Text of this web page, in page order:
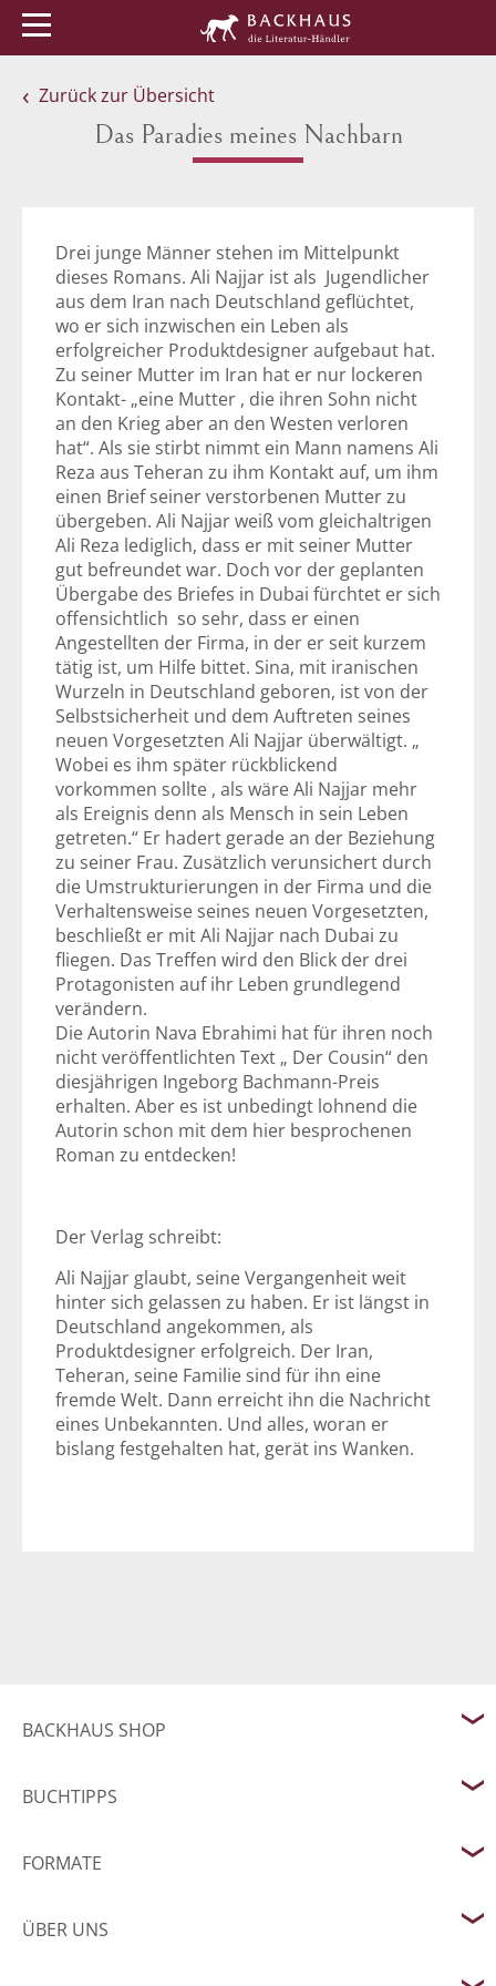
Zurück zur Übersicht
Das Paradies meines Nachbarn
Drei junge Männer stehen im Mittelpunkt
dieses Romans. Ali Najjar ist als Jugendlicher
aus dem Iran nach Deutschland geflüchtet,
wo er sich inzwischen ein Leben als
erfolgreicher Produktdesigner aufgebaut hat.
Zu seiner Mutter im Iran hat er nur lockeren
Kontakt- „eine Mutter , die ihren Sohn nicht
an den Krieg aber an den Westen verloren
hat“. Als sie stirbt nimmt ein Mann namens Ali
Reza aus Teheran zu ihm Kontakt auf, um ihm
einen Brief seiner verstorbenen Mutter zu
übergeben. Ali Najjar weiß vom gleichaltrigen
Ali Reza lediglich, dass er mit seiner Mutter
gut befreundet war. Doch vor der geplanten
Übergabe des Briefes in Dubai fürchtet er sich
offensichtlich so sehr, dass er einen
Angestellten der Firma, in der er seit kurzem
tätig ist, um Hilfe bittet. Sina, mit iranischen
Wurzeln in Deutschland geboren, ist von der
Selbstsicherheit und dem Auftreten seines
neuen Vorgesetzten Ali Najjar überwältigt. „
Wobei es ihm später rückblickend
vorkommen sollte , als wäre Ali Najjar mehr
als Ereignis denn als Mensch in sein Leben
getreten.“ Er hadert gerade an der Beziehung
zu seiner Frau. Zusätzlich verunsichert durch
die Umstrukturierungen in der Firma und die
Verhaltensweise seines neuen Vorgesetzten,
beschließt er mit Ali Najjar nach Dubai zu
fliegen. Das Treffen wird den Blick der drei
Protagonisten auf ihr Leben grundlegend
verändern.
Die Autorin Nava Ebrahimi hat für ihren noch
nicht veröffentlichten Text „ Der Cousin“ den
diesjährigen Ingeborg Bachmann-Preis
erhalten. Aber es ist unbedingt lohnend die
Autorin schon mit dem hier besprochenen
Roman zu entdecken!
Der Verlag schreibt:
Ali Najjar glaubt, seine Vergangenheit weit
hinter sich gelassen zu haben. Er ist längst in
Deutschland angekommen, als
Produktdesigner erfolgreich. Der Iran,
Teheran, seine Familie sind für ihn eine
fremde Welt. Dann erreicht ihn die Nachricht
eines Unbekannten. Und alles, woran er
bislang festgehalten hat, gerät ins Wanken.
BACKHAUS SHOP
BUCHTIPPS
FORMATE
ÜBER UNS